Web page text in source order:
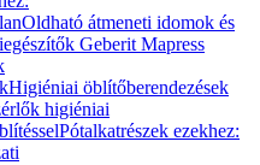
Oldható átmeneti idomok és
Geberit Mapress
Higiéniai öblítőberendezések
higiéniai
Pótalkatrészek ezekhez: